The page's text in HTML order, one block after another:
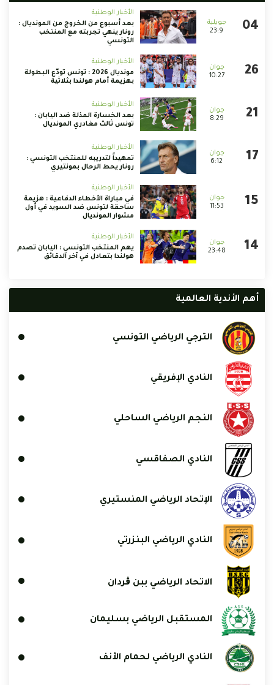
23:9
الأخبار الوطنية
بعد أسبوع من الخروج من المونديال :
رونار ينهي تجربته مع المنتخب
التونسي
10:27
الأخبار الوطنية
مونديال 2026 : تونس تودّع البطولة
بهزيمة أمام هولندا بثلاثية
8:29
الأخبار الوطنية
بعد الخسارة المذلة ضد اليابان :
تونس ثالث مغادري المونديال
6:12
الأخبار الوطنية
تمهيداً لتدريبه للمنتخب التونسي :
رونار يحط الرحال بمونتيري
11:53
الأخبار الوطنية
في مباراة الأخطاء الدفاعية : هزيمة
ساحقة لتونس ضد السويد في أول
مشوار المونديال
23:48
الأخبار الوطنية
يهم المنتخب التونسي : اليابان تصدم
هولندا بتعادل في آخر الدقائق
أهم الأندية العالمية
الترجي الرياضي التونسي
النادي الإفريقي
النجم الرياضي الساحلي
النادي الصفاقسي
الإتحاد الرياضي المنستيري
النادي الرياضي البنزرتي
الاتحاد الرياضي ببن ڨردان
المستقبل الرياضي بسليمان
النادي الرياضي لحمام الأنف